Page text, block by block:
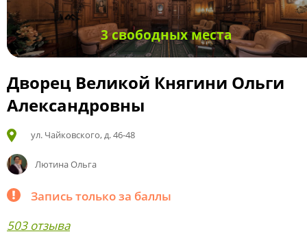
3 свободных места
Дворец Великой Княгини Ольги
Александровны
ул. Чайковского, д. 46-48
Лютина Ольга
Запись только за баллы
503 отзыва